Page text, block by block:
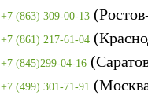
+7 (863) 309-00-13
+7 (861) 217-61-04
+7 (845)299-04-16
+7 (499) 301-71-91